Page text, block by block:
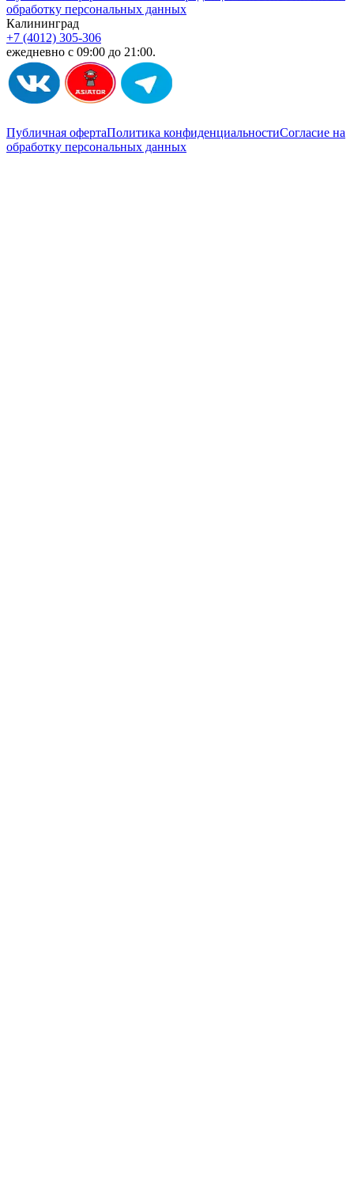
обработку персональных данных
Калининград
+7 (4012) 305-306
ежедневно с 09:00 до 21:00.
Публичная офертаПолитика конфиденциальностиСогласие на
обработку персональных данных